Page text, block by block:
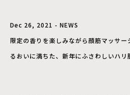
Dec 26, 2021 - NEWS
限定の香りを楽しみながら顔筋マッサ
るおいに満ちた、新年にふさわしいハリ